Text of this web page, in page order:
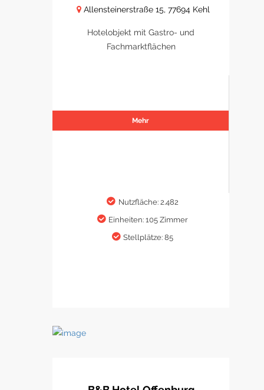
Allensteinerstraße 15, 77694 Kehl
Hotelobjekt mit Gastro- und
Fachmarktflächen
Mehr
Nutzfläche: 2.482
Einheiten: 105 Zimmer
Stellplätze: 85